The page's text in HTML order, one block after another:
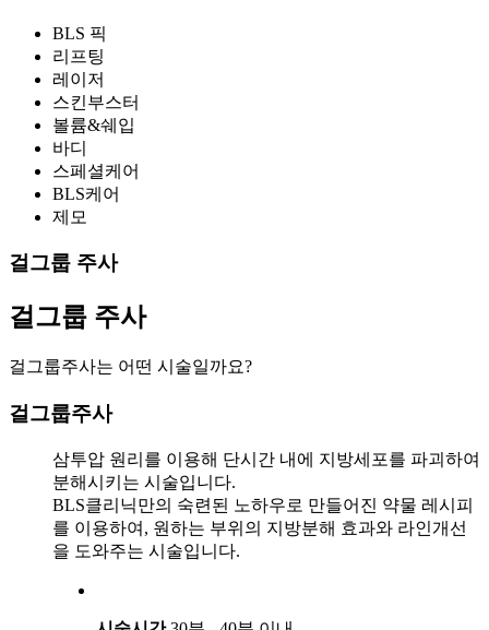
BLS 픽
리프팅
레이저
스킨부스터
볼륨&쉐입
바디
스페셜케어
BLS케어
제모
걸그룹 주사
걸그룹 주사
걸그룹주사는 어떤 시술일까요?
걸그룹주사
삼투압 원리를 이용해 단시간 내에 지방세포를 파괴하여
분해시키는 시술입니다.
BLS클리닉만의 숙련된 노하우로 만들어진 약물 레시피
를 이용하여, 원하는 부위의 지방분해 효과와 라인개선
을 도와주는 시술입니다.